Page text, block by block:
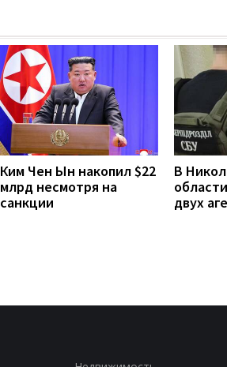
Ким Чен Ын накопил $22
млрд несмотря на
санкции
В
двух